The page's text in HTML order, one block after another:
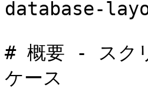
database-
# 概要 - スクリ
ケース